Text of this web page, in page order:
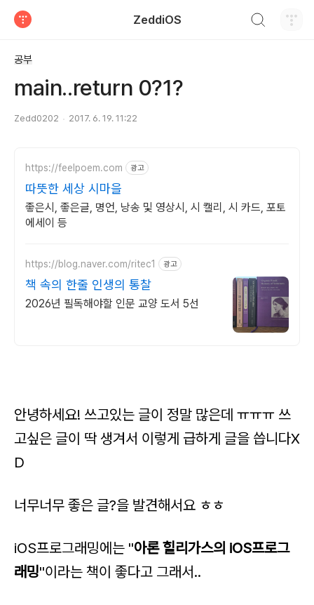
ZeddiOS
공부
main..return 0?1?
Zedd0202 2017. 6. 19. 11:22
https://feelpoem.com 광고
따뜻한 세상 시마을
좋은시, 좋은글, 명언, 낭송 및 영상시, 시 캘리, 시 카드, 포토
에세이 등
https://blog.naver.com/ritec1 광고
책 속의 한줄 인생의 통찰
2026년 필독해야할 인문 교양 도서 5선
안녕하세요! 쓰고있는 글이 정말 많은데 ㅠㅠㅠ 쓰
고싶은 글이 딱 생겨서 이렇게 급하게 글을 씁니다X
D
너무너무 좋은 글?을 발견해서요 ㅎㅎ
iOS프로그래밍에는 "아론 힐리가스의 iOS프로그
래밍"이라는 책이 좋다고 그래서..